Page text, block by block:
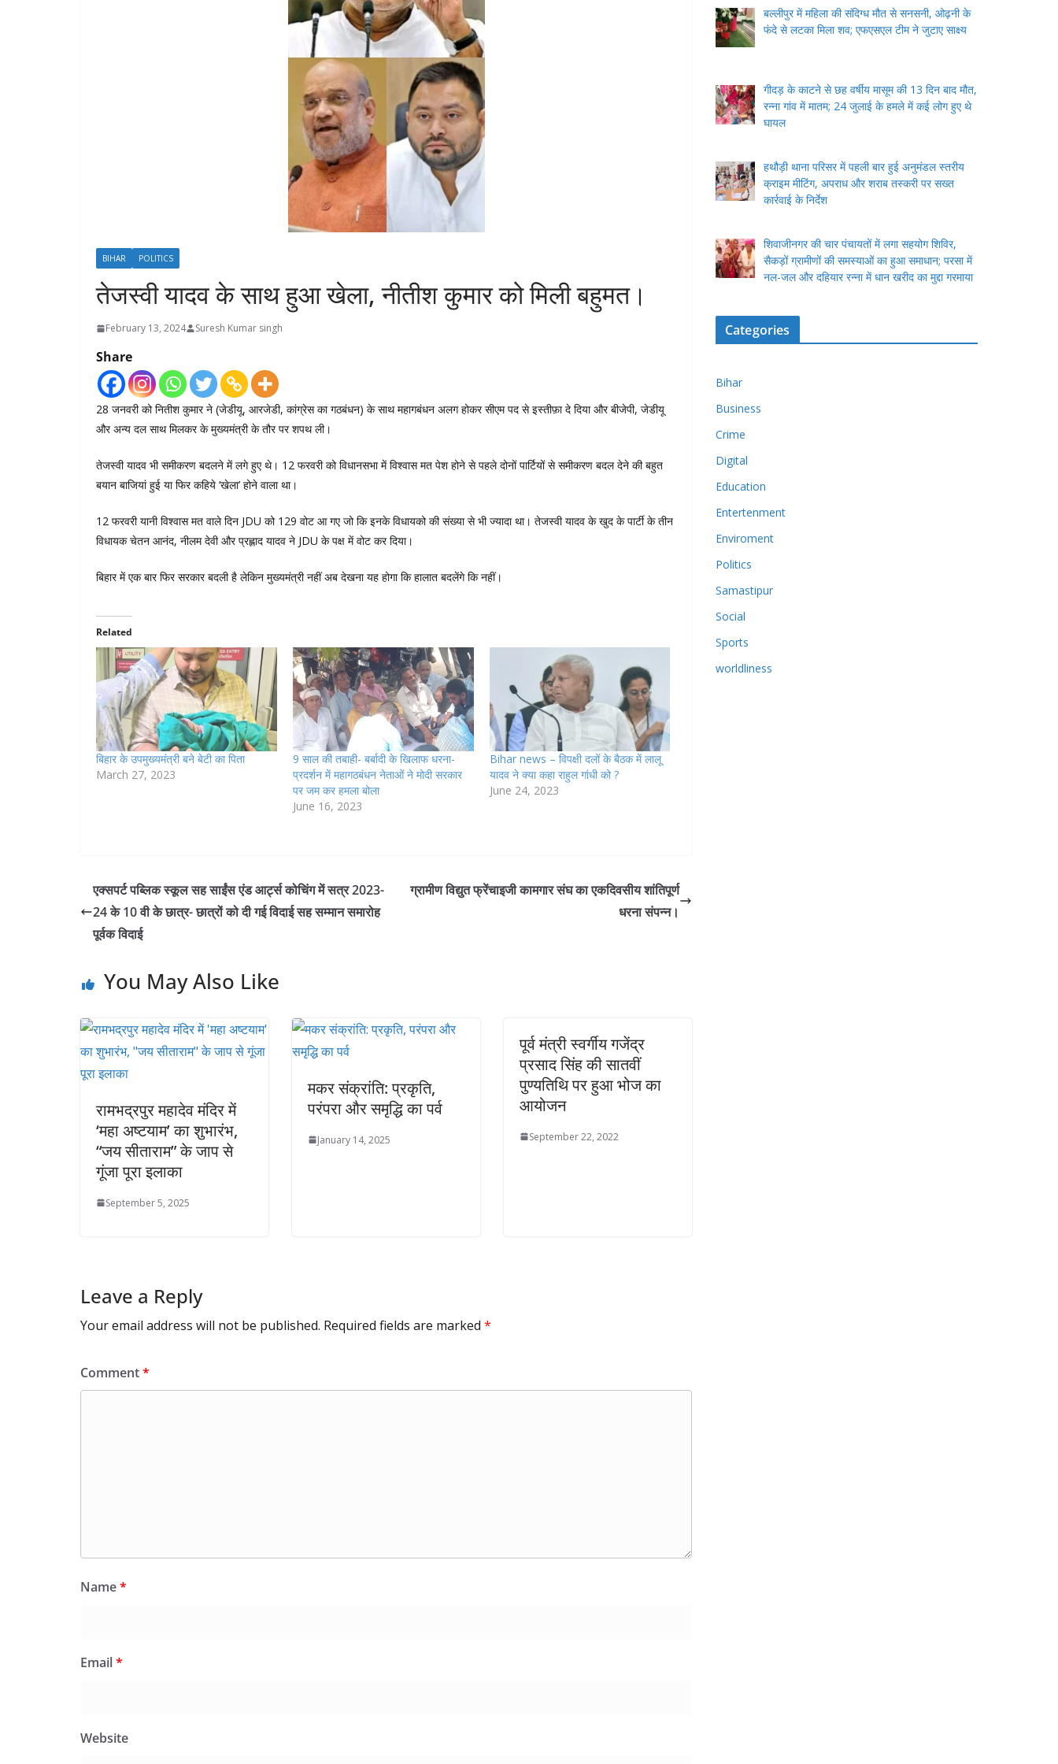
BIHAR POLITICS
तेजस्वी यादव के साथ हुआ खेला, नीतीश कुमार को मिली बहुमत।
February 13, 2024 Suresh Kumar singh
Share
28 जनवरी को नितीश कुमार ने (जेडीयू, आरजेडी, कांग्रेस का गठबंधन) के साथ महागबंधन अलग होकर सीएम पद से इस्तीफ़ा दे दिया और बीजेपी, जेडीयू
और अन्य दल साथ मिलकर के मुख्यमंत्री के तौर पर शपथ ली।
तेजस्वी यादव भी समीकरण बदलने में लगे हुए थे। 12 फरवरी को विधानसभा में विश्वास मत पेश होने से पहले दोनों पार्टियों से समीकरण बदल देने की बहुत
बयान बाजियां हुई या फिर कहिये ‘खेला’ होने वाला था।
12 फरवरी यानी विश्वास मत वाले दिन JDU को 129 वोट आ गए जो कि इनके विधायको की संख्या से भी ज्यादा था। तेजस्वी यादव के खुद के पार्टी के तीन
विधायक चेतन आनंद, नीलम देवी और प्रह्लाद यादव ने JDU के पक्ष में वोट कर दिया।
बिहार में एक बार फिर सरकार बदली है लेकिन मुख्यमंत्री नहीं अब देखना यह होगा कि हालात बदलेंगे कि नहीं।
Related
बिहार के उपमुख्यमंत्री बने बेटी का पिता
March 27, 2023
9 साल की तबाही- बर्बादी के खिलाफ धरना-
प्रदर्शन में महागठबंधन नेताओं ने मोदी सरकार
पर जम कर हमला बोला
June 16, 2023
Bihar news – विपक्षी दलों के बैठक में लालू
यादव ने क्या कहा राहुल गांधी को ?
June 24, 2023
एक्सपर्ट पब्लिक स्कूल सह साईंस एंड आर्ट्स कोचिंग में सत्र 2023-
24 के 10 वी के छात्र- छात्रों को दी गई विदाई सह सम्मान समारोह
पूर्वक विदाई
ग्रामीण विद्युत फ्रेंचाइजी कामगार संघ का एकदिवसीय शांतिपूर्ण
धरना संपन्न।
You May Also Like
रामभद्रपुर महादेव मंदिर में
‘महा अष्टयाम’ का शुभारंभ,
“जय सीताराम” के जाप से
गूंजा पूरा इलाका
September 5, 2025
मकर संक्रांति: प्रकृति,
परंपरा और समृद्धि का पर्व
January 14, 2025
पूर्व मंत्री स्वर्गीय गजेंद्र
प्रसाद सिंह की सातवीं
पुण्यतिथि पर हुआ भोज का
आयोजन
September 22, 2022
Leave a Reply
Your email address will not be published. Required fields are marked *
Comment*
Name*
Email*
Website
बल्लीपुर में महिला की संदिग्ध मौत से सनसनी, ओढ़नी के
फंदे से लटका मिला शव; एफएसएल टीम ने जुटाए साक्ष्य
गीदड़ के काटने से छह वर्षीय मासूम की 13 दिन बाद मौत,
रन्ना गांव में मातम; 24 जुलाई के हमले में कई लोग हुए थे
घायल
हथौड़ी थाना परिसर में पहली बार हुई अनुमंडल स्तरीय
क्राइम मीटिंग, अपराध और शराब तस्करी पर सख्त
कार्रवाई के निर्देश
शिवाजीनगर की चार पंचायतों में लगा सहयोग शिविर,
सैकड़ों ग्रामीणों की समस्याओं का हुआ समाधान; परसा में
नल-जल और दहियार रन्ना में धान खरीद का मुद्दा गरमाया
Categories
Bihar
Business
Crime
Digital
Education
Entertenment
Enviroment
Politics
Samastipur
Social
Sports
worldliness